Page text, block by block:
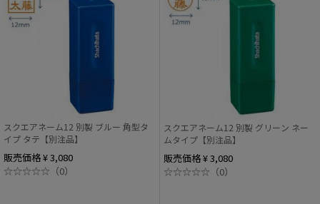
スクエアネーム12 別製 ブルー 角型タ
イプ タテ【別注品】
販売価格 ¥ 3,080
☆☆☆☆☆ （0）
スクエアネーム12 別製 グリーン ネー
ムタイプ【別注品】
販売価格 ¥ 3,080
☆☆☆☆☆ （0）